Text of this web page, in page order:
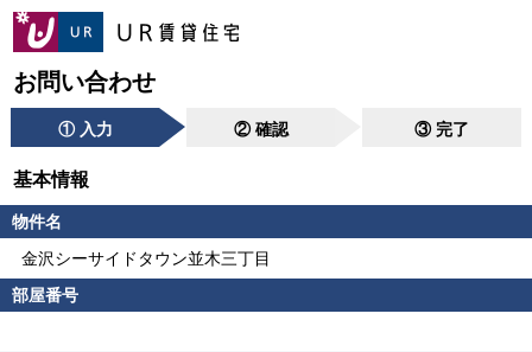
お問い合わせ
① 入力 ② 確認 ③ 完了
基本情報
物件名
金沢シーサイドタウン並木三丁目
部屋番号